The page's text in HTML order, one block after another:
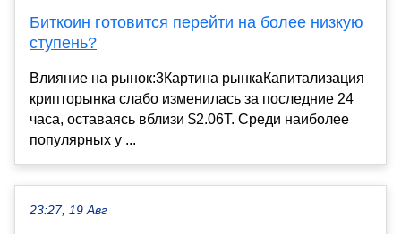
Биткоин готовится перейти на более низкую
ступень?
Влияние на рынок:3Картина рынкаКапитализация
крипторынка слабо изменилась за последние 24
часа, оставаясь вблизи $2.06T. Среди наиболее
популярных у ...
23:27, 19 Авг